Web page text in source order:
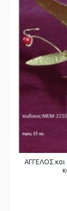
ΑΓΓΕΛΟΣ και